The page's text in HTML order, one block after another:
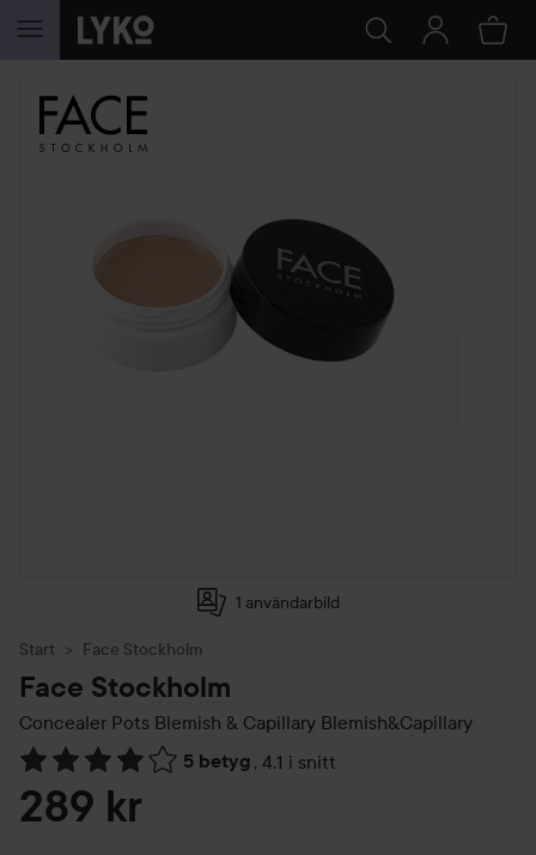
HOPPA TILL INNEHÅLLET
1 användarbild
Start Face Stockholm
Face Stockholm
Concealer Pots Blemish & Capillary Blemish&Capillary
5 betyg , 4.1 i snitt
Hoppa till Betyg & kommentarer
289 kr